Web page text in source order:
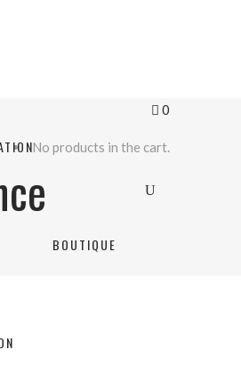
BOUTIQUE
0
No products in the cart.